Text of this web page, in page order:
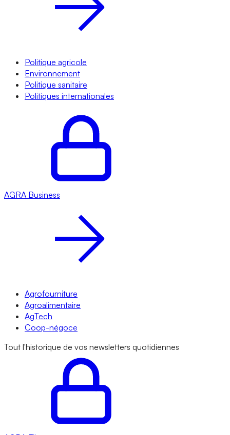
Politique agricole
Environnement
Politique sanitaire
Politiques internationales
AGRA Business
Agrofourniture
Agroalimentaire
AgTech
Coop-négoce
Tout l'historique de vos newsletters quotidiennes